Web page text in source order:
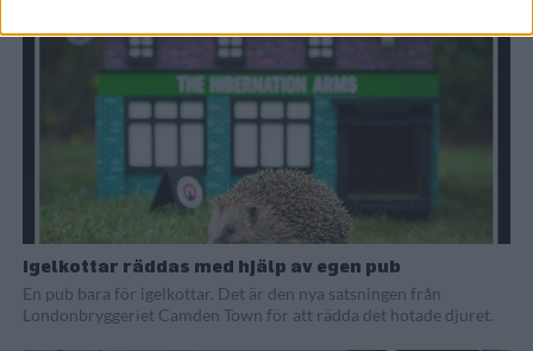
Igelkottar räddas med hjälp av egen pub
En pub bara för igelkottar. Det är den nya satsningen från
Londonbryggeriet Camden Town för att rädda det hotade djuret.